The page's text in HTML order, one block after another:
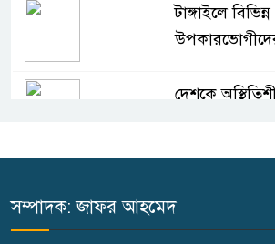
টাঙ্গাইলে
দেশকে
টাঙ্গাইলে জুলাই
সম্পাদক: জাফর আহমেদ